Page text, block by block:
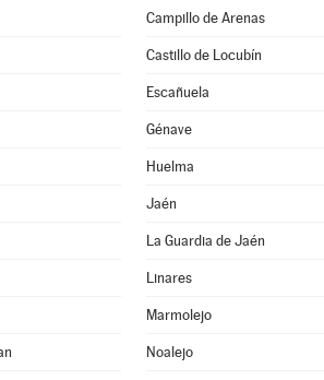
Campillo de Arenas
Castillo de Locubín
Escañuela
Génave
Huelma
Jaén
La Guardia de Jaén
Linares
Marmolejo
Noalejo